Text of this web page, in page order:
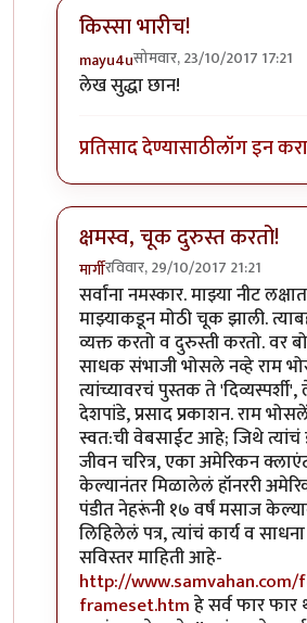
किस्सा भारीच!
mayu4uसोमवार, 23/10/2017 17:21
In reply toखूप धन्यवाद!
लेख सुद्धा छान!
प्रतिसाद देण्यासाठीलॉग इन करा
क्षमस्व, चूक दुरुस्त करतो!
मार्गीरविवार, 29/10/2017 21:21
In reply toखूप धन्यवाद!byमार्गी
सर्वांना नमस्कार. माझ्या नीट
माझ्याकडून मोठी चूक झाली.
व्यक्त करतो व दुरुस्ती करतो. वर
साधक संभाजी भोसले नव्हे राम
त्यांच्यावरचं पुस्तक ते
देशपांडे, प्रसाद प्रकाशन. राम
स्वत:ची वेबसाईट आहे; जिथे त्यांचं
जीवन चरित्र, एका अमेरिकन
केल्यानंतर मिळालेलं हॉनररी
पंडीत नेहरूंनी १७ वर्षं मसाज
लिहिलेलं पत्र, त्यांचं कार्य व
सविस्तर माहिती आहे-
http://
frameset.htmहे सर्व फार